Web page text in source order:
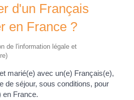
d'un Français
en France ?
de l'information légale et
marié(e) avec un(e) Français(e),
de séjour, sous conditions, pour
en France.